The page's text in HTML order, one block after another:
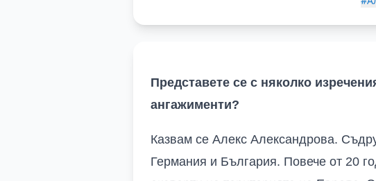
Представете се с няколко
ангажименти?
Казвам се Алекс Александрова.
Германия и България. Повече от 20